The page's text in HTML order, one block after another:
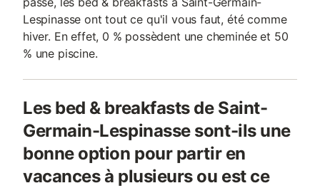
Lespinasse ont tout ce qu'il vous faut, été comme
hiver. En effet, 0 % possèdent une cheminée et 50
% une piscine.
Les bed & breakfasts de Saint-
Germain-Lespinasse sont-ils une
bonne option pour partir en
vacances à plusieurs ou est ce